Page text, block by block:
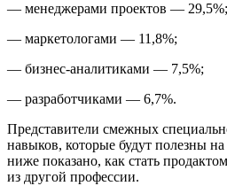
— менеджерами проектов — 29,5%;
— маркетологами — 11,8%;
— бизнес-аналитиками — 7,5%;
— разработчиками — 6,7%.
Представители смежных
навыков, которые будут полезны
ниже показано, как стать
из другой профессии.